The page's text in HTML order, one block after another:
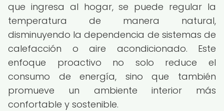
que ingresa al hogar, se puede regular la
temperatura de manera natural,
disminuyendo la dependencia de sistemas de
calefacción o aire acondicionado. Este
enfoque proactivo no solo reduce el
consumo de energía, sino que también
promueve un ambiente interior más
confortable y sostenible.